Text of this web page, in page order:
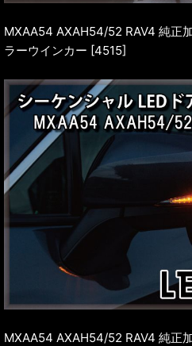
MXAA54 AXAH54/52 RAV4 純正
ラーウインカー [4515]
MXAA54 AXAH54/52 RAV4 純正